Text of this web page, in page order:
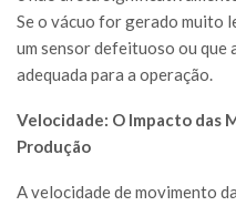
Se o vácuo for gerado muito
um sensor defeituoso ou que
adequada para a operação.
Velocidade: O Impacto das
Produção
A velocidade de movimento